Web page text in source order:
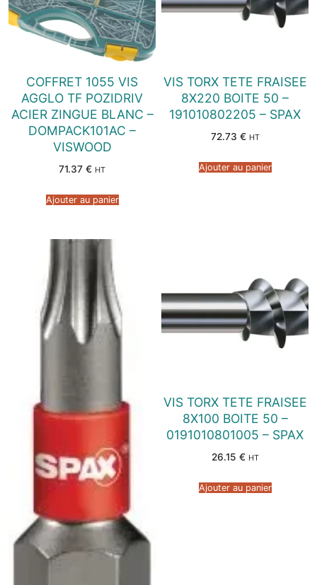
COFFRET 1055 VIS
AGGLO TF POZIDRIV
ACIER ZINGUE BLANC –
DOMPACK101AC –
VISWOOD
71.37 € HT
Ajouter au panier
VIS TORX TETE FRAISEE
8X220 BOITE 50 –
191010802205 – SPAX
72.73 € HT
Ajouter au panier
VIS TORX TETE FRAISEE
8X100 BOITE 50 –
0191010801005 – SPAX
26.15 € HT
Ajouter au panier